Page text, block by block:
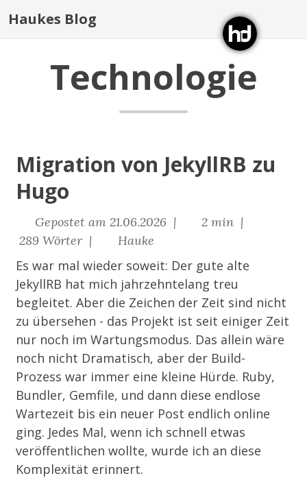
Haukes Blog
Technologie
Migration von JekyllRB zu
Hugo
Gepostet am 21.06.2026 |
2 min |
289 Wörter |
Hauke
Es war mal wieder soweit: Der gute alte
JekyllRB hat mich jahrzehntelang treu
begleitet. Aber die Zeichen der Zeit sind nicht
zu übersehen - das Projekt ist seit einiger Zeit
nur noch im Wartungsmodus. Das allein wäre
noch nicht Dramatisch, aber der Build-
Prozess war immer eine kleine Hürde. Ruby,
Bundler, Gemfile, und dann diese endlose
Wartezeit bis ein neuer Post endlich online
ging. Jedes Mal, wenn ich schnell etwas
veröffentlichen wollte, wurde ich an diese
Komplexität erinnert.